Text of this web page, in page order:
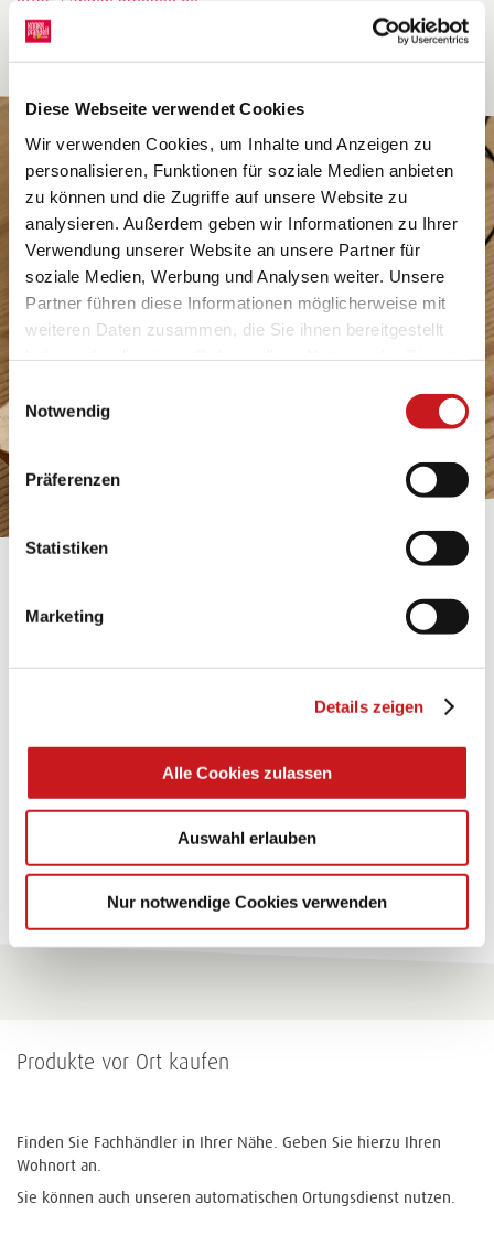
Diese Webseite verwendet Cookies
Wir verwenden Cookies, um Inhalte und Anzeigen zu
personalisieren, Funktionen für soziale Medien anbieten
zu können und die Zugriffe auf unsere Website zu
analysieren. Außerdem geben wir Informationen zu Ihrer
Verwendung unserer Website an unsere Partner für
soziale Medien, Werbung und Analysen weiter. Unsere
Partner führen diese Informationen möglicherweise mit
weiteren Daten zusammen, die Sie ihnen bereitgestellt
Datenschutzhinweisen
mehr darüber, wer wir sind, wie
personenbezogene Daten verarbeiten. Hier geht’s zum
Impressum.
Einwilligungsauswahl
Notwendig
Präferenzen
Statistiken
Marketing
Details zeigen
Alle Cookies zulassen
Auswahl erlauben
Nur notwendige Cookies verwenden
bekleben, bemalen, falten... und für viele
Zu allen Tipps
Produkte vor Ort kaufen
Finden Sie Fachhändler in Ihrer Nähe. Geben Sie hierzu Ihren
Wohnort an.
Sie können auch unseren automatischen Ortungsdienst nutzen.